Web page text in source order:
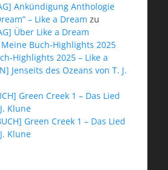
Ankündigung Anthologie
– Like a Dream zu
Über Like a Dream
Meine Buch-Highlights 2025
Highlights 2025 – Like a
Jenseits des Ozeans von T. J.
Green Creek 1 – Das Lied
Klune
Green Creek 1 – Das Lied
Klune